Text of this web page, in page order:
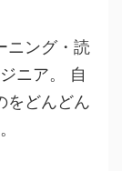
ニング・読
ニア。 自
をどんどん